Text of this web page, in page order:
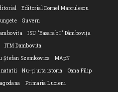
Editorial Cornel Marculescu
Guvern
ISU "Basarab I" Dâmbovița
ITM Dambovita
Ștefan Szemkovics
MApN
Nu-ți uita istoria
Oana Filip
Primaria Lucieni